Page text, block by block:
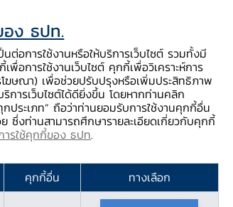
นวัตกรรมภาคการเงิน สตางค์ Story
ช่วยเหลือ / ร้องเรียน EN
อง ธปท.
ต่อการใช้งานหรือให้บริการเว็บไซต์ รวมทั้งมี
อการใช้งานเว็บไซต์ คุกกี้เพื่อวิเคราะห์การ
โฆษณา) เพื่อช่วยปรับปรุงหรือเพิ่มประสิทธิภาพ
ริการเว็บไซต์ได้ดียิ่งขึ้น โดยหากท่านคลิก
ประเภท” ถือว่าท่านยอมรับการใช้งานคุกกี้อื่น
ซึ่งท่านสามารถศึกษารายละเอียดเกี่ยวกับคุกกี้
ารใช้คุกกี้ของ ธปท.
คุกกี้อื่น ทางเลือก